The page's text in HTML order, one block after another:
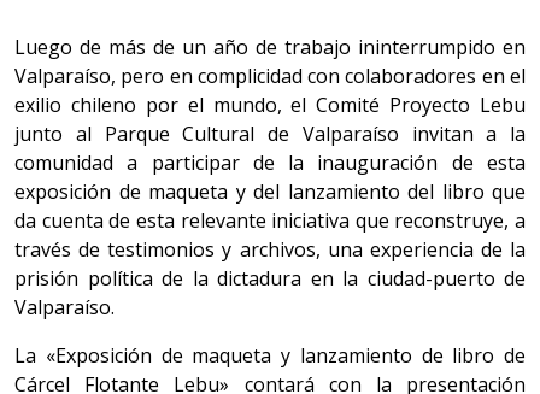
Luego de más de un año de trabajo ininterrumpido en
Valparaíso, pero en complicidad con colaboradores en el
exilio chileno por el mundo, el Comité Proyecto Lebu
junto al Parque Cultural de Valparaíso invitan a la
comunidad a participar de la inauguración de esta
exposición de maqueta y del lanzamiento del libro que
da cuenta de esta relevante iniciativa que reconstruye, a
través de testimonios y archivos, una experiencia de la
prisión política de la dictadura en la ciudad-puerto de
Valparaíso.
La «Exposición de maqueta y lanzamiento de libro de
Cárcel Flotante Lebu» contará con la presentación